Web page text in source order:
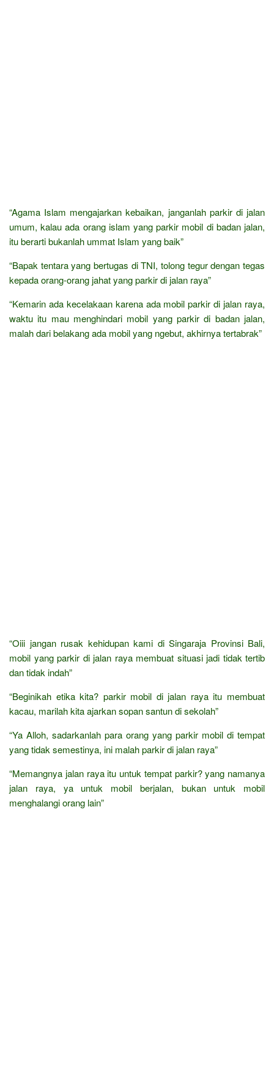
“Agama Islam mengajarkan kebaikan, janganlah parkir di jalan
umum, kalau ada orang islam yang parkir mobil di badan jalan,
itu berarti bukanlah ummat Islam yang baik”
“Bapak tentara yang bertugas di TNI, tolong tegur dengan tegas
kepada orang-orang jahat yang parkir di jalan raya”
“Kemarin ada kecelakaan karena ada mobil parkir di jalan raya,
waktu itu mau menghindari mobil yang parkir di badan jalan,
malah dari belakang ada mobil yang ngebut, akhirnya tertabrak”
“Oiii jangan rusak kehidupan kami di Singaraja Provinsi Bali,
mobil yang parkir di jalan raya membuat situasi jadi tidak tertib
dan tidak indah”
“Beginikah etika kita? parkir mobil di jalan raya itu membuat
kacau, marilah kita ajarkan sopan santun di sekolah”
“Ya Alloh, sadarkanlah para orang yang parkir mobil di tempat
yang tidak semestinya, ini malah parkir di jalan raya”
“Memangnya jalan raya itu untuk tempat parkir? yang namanya
jalan raya, ya untuk mobil berjalan, bukan untuk mobil
menghalangi orang lain”